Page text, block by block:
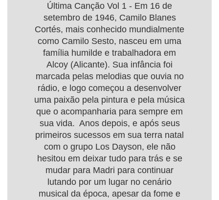
Última Canção Vol 1 - Em 16 de
setembro de 1946, Camilo Blanes
Cortés, mais conhecido mundialmente
como Camilo Sesto, nasceu em uma
família humilde e trabalhadora em
Alcoy (Alicante). Sua infância foi
marcada pelas melodias que ouvia no
rádio, e logo começou a desenvolver
uma paixão pela pintura e pela música
que o acompanharia para sempre em
sua vida. Anos depois, e após seus
primeiros sucessos em sua terra natal
com o grupo Los Dayson, ele não
hesitou em deixar tudo para trás e se
mudar para Madri para continuar
lutando por um lugar no cenário
musical da época, apesar da fome e